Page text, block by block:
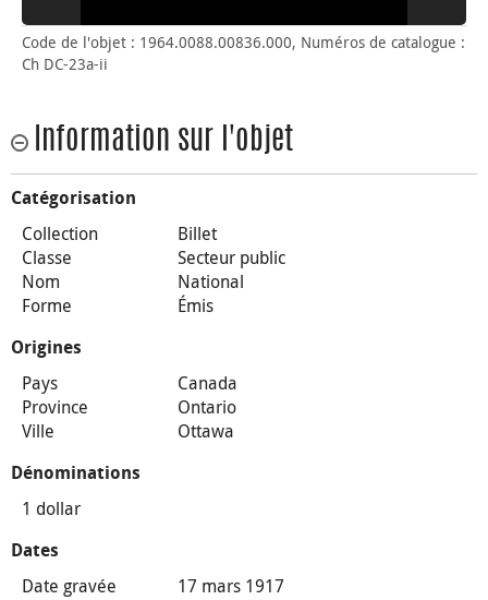
Code de l'objet : 1964.0088.00836.000, Numéros de catalogue :
Ch DC-23a-ii
Information sur l'objet
Catégorisation
Collection
Billet
Classe
Secteur public
Nom
National
Forme
Émis
Origines
Pays
Canada
Province
Ontario
Ville
Ottawa
Dénominations
1 dollar
Dates
Date gravée 17 mars 1917